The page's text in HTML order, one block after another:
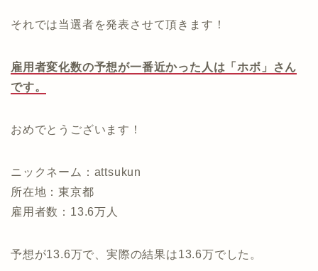
それでは当選者を発表させて頂きます！
雇用者変化数の予想が一番近かった人は「ホボ」さん
です。
おめでとうございます！
ニックネーム：attsukun
所在地：東京都
雇用者数：13.6万人
予想が13.6万で、実際の結果は13.6万でした。